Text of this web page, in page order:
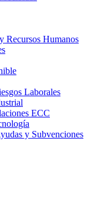
Recursos Humanos
Laborales
ECC
y Subvenciones